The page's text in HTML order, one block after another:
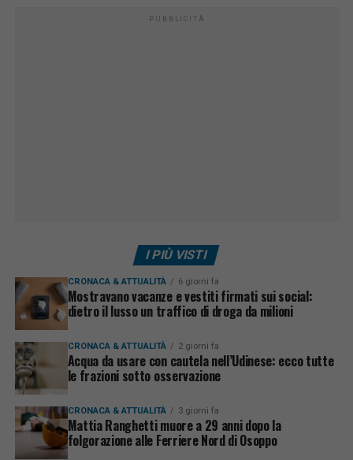
PUBBLICITÀ
I PIÙ VISTI
CRONACA & ATTUALITÀ 6 giorni fa
Mostravano vacanze e vestiti firmati sui social:
dietro il lusso un traffico di droga da milioni
CRONACA & ATTUALITÀ 2 giorni fa
Acqua da usare con cautela nell’Udinese: ecco tutte
le frazioni sotto osservazione
CRONACA & ATTUALITÀ 3 giorni fa
Mattia Ranghetti muore a 29 anni dopo la
folgorazione alle Ferriere Nord di Osoppo